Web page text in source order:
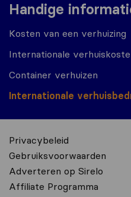
Handige
Kosten van een verhuizing
Internationale
Container verhuizen
Internationale
Privacybeleid
Gebruiksvoorwaarden
Adverteren op Sirelo
Affiliate Programma